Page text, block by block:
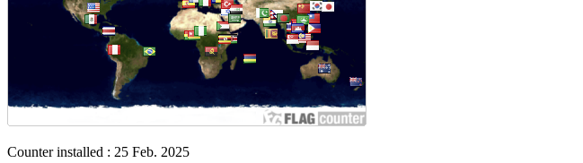
Counter installed : 25 Feb. 2025